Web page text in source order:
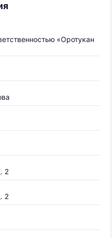
«Оротукан
2
2